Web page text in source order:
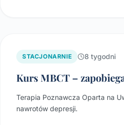
STACJONARNIE 8 tygodni
Kurs MBCT –
Terapia Poznawcza Oparta na
nawrotów depresji.